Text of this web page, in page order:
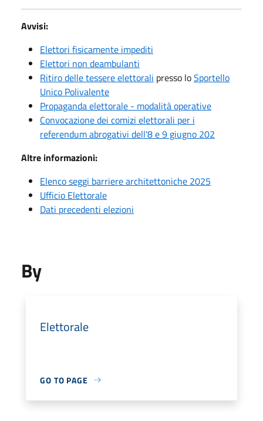
Avvisi:
Elettori fisicamente impediti
Elettori non deambulanti
Ritiro delle tessere elettorali presso loSportello
Unico Polivalente
Propaganda elettorale - modalità operative
Convocazione dei comizi elettorali per i
referendum abrogativi dell'8 e 9 giugno 202
Altre informazioni:
Elenco seggi barriere architettoniche 2025
Ufficio Elettorale
Dati precedenti elezioni
By
Elettorale
GO TO PAGE